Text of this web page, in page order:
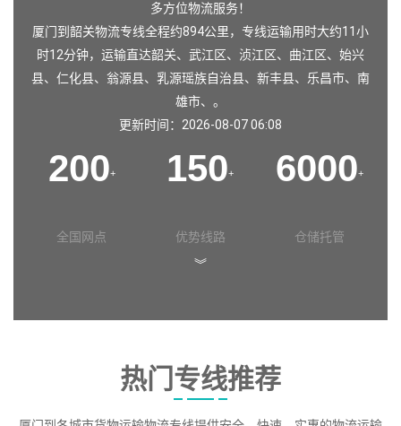
多方位物流服务！
厦门到韶关物流专线全程约894公里，专线运输用时大约11小
时12分钟，运输直达韶关、 武江区、 浈江区、 曲江区、 始兴
县、 仁化县、 翁源县、 乳源瑶族自治县、 新丰县、 乐昌市、 南
雄市、。
更新时间：2026-08-07 06:08
200+
全国网点
150+
优势线路
6000+
仓储托管
︾
热门专线推荐